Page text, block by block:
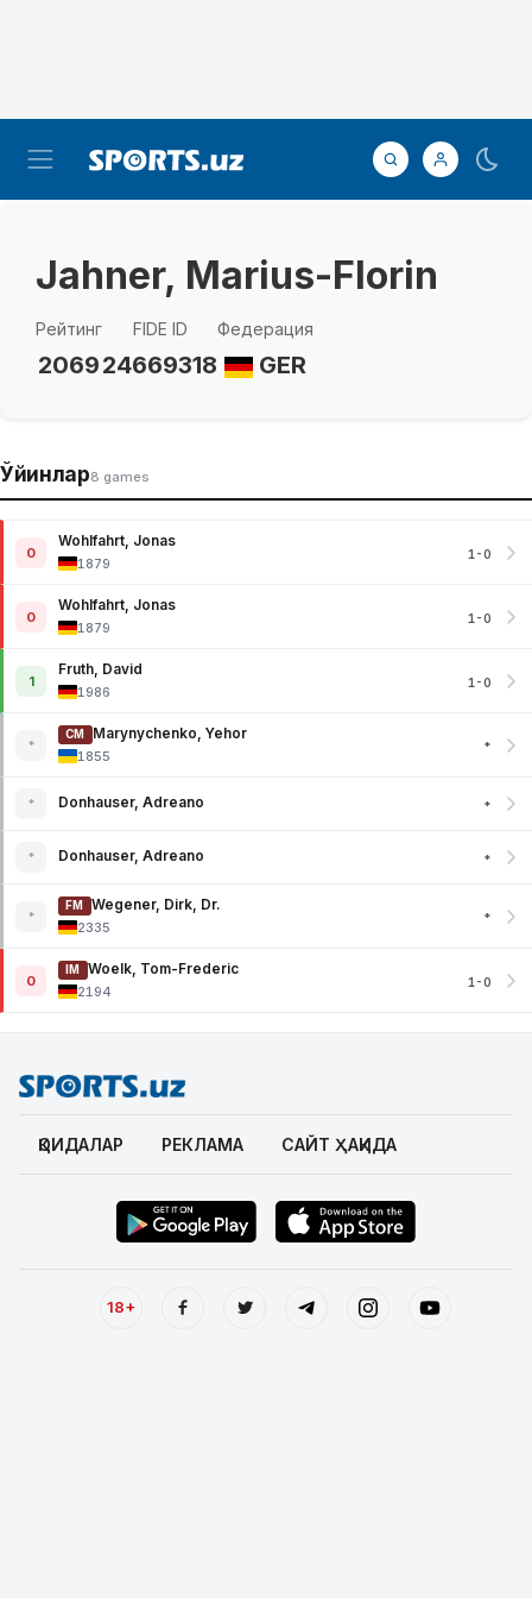
Jahner, Marius-Florin
Рейтинг
2069
FIDE ID
24669318
Федерация
GER
Ўйинлар8 games
0
Wohlfahrt, Jonas
1879
1-0
0
Wohlfahrt, Jonas
1879
1-0
1
Fruth, David
1986
1-0
*
CM
Marynychenko, Yehor
1855
*
* Donhauser, Adreano *
* Donhauser, Adreano *
*
FM
Wegener, Dirk, Dr.
2335
*
0
IM
Woelk, Tom-Frederic
2194
1-0
ҚОИДАЛАР РЕКЛАМА САЙТ ҲАҚИДА
18+